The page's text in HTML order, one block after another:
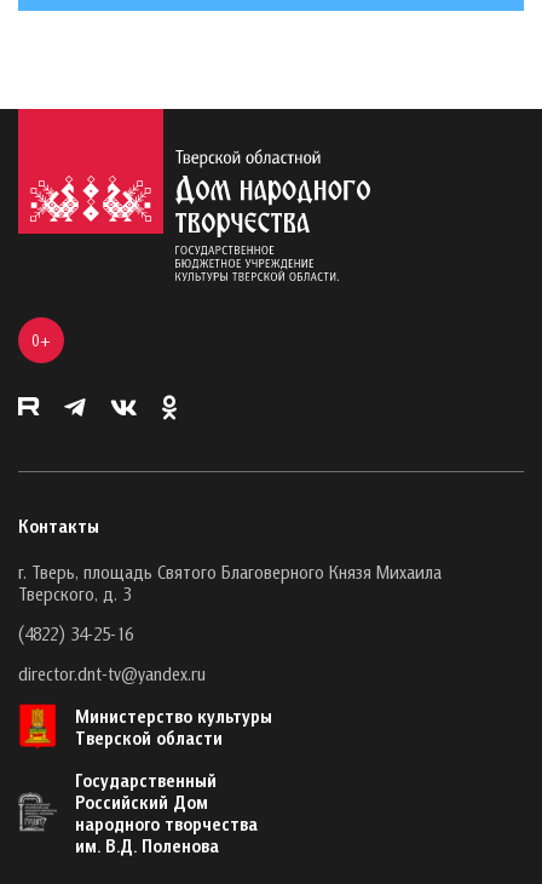
0+
Контакты
г. Тверь, площадь Святого Благоверного Князя Михаила
Тверского, д. 3
(4822) 34-25-16
director.dnt-tv@yandex.ru
Министерство культуры
Тверской области
Государственный
Российский Дом
народного творчества
им. В.Д. Поленова